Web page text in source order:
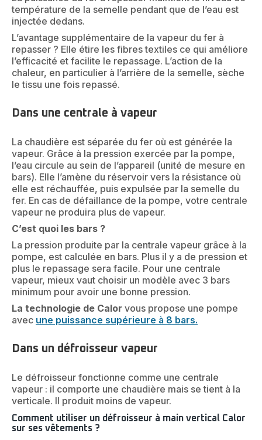
température de la semelle pendant que de l’eau est
injectée dedans.
L’avantage supplémentaire de la vapeur du fer à
repasser ? Elle étire les fibres textiles ce qui améliore
l’efficacité et facilite le repassage. L’action de la
chaleur, en particulier à l’arrière de la semelle, sèche
le tissu une fois repassé.
Dans une centrale à vapeur
La chaudière est séparée du fer où est générée la
vapeur. Grâce à la pression exercée par la pompe,
l’eau circule au sein de l’appareil (unité de mesure en
bars). Elle l’amène du réservoir vers la résistance où
elle est réchauffée, puis expulsée par la semelle du
fer. En cas de défaillance de la pompe, votre centrale
vapeur ne produira plus de vapeur.
C’est quoi les bars ?
La pression produite par la centrale vapeur grâce à la
pompe, est calculée en bars. Plus il y a de pression et
plus le repassage sera facile. Pour une centrale
vapeur, mieux vaut choisir un modèle avec 3 bars
minimum pour avoir une bonne pression.
La technologie de Calor vous propose une pompe
avec une puissance supérieure à 8 bars.
Dans un défroisseur vapeur
Le défroisseur fonctionne comme une centrale
vapeur : il comporte une chaudière mais se tient à la
verticale. Il produit moins de vapeur.
Comment utiliser un défroisseur à main vertical Calor
sur ses vêtements ?